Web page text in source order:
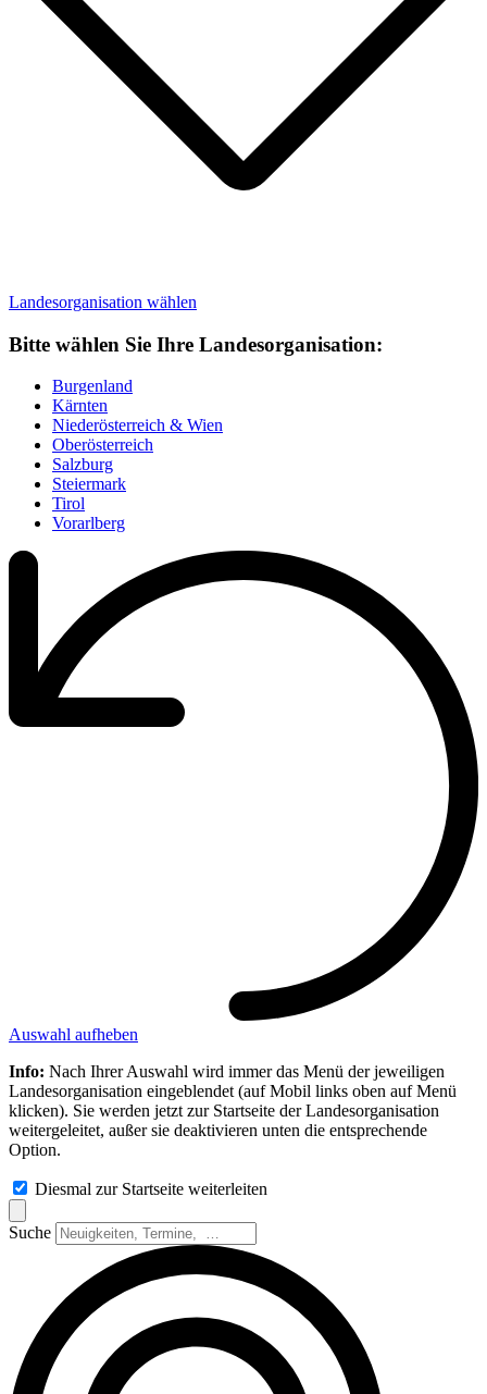
Landesorganisation wählen
Bitte wählen Sie Ihre Landesorganisation:
Burgenland
Kärnten
Niederösterreich & Wien
Oberösterreich
Salzburg
Steiermark
Tirol
Vorarlberg
Auswahl aufheben
Info: Nach Ihrer Auswahl wird immer das Menü der jeweiligen
Landesorganisation eingeblendet (auf Mobil links oben auf Menü
klicken). Sie werden jetzt zur Startseite der Landesorganisation
weitergeleitet, außer sie deaktivieren unten die entsprechende
Option.
Diesmal zur Startseite weiterleiten
Suche